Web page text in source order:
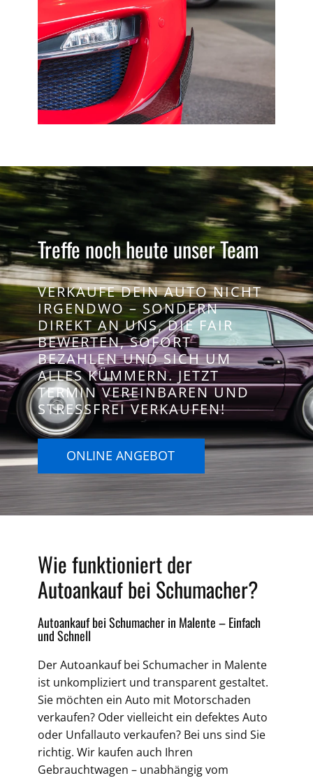
Treffe noch heute unser Team
VERKAUFE DEIN AUTO NICHT
IRGENDWO – SONDERN
DIREKT AN UNS, DIE FAIR
BEWERTEN, SOFORT
BEZAHLEN UND SICH UM
ALLES KÜMMERN. JETZT
TERMIN VEREINBAREN UND
STRESSFREI VERKAUFEN!
ONLINE ANGEBOT
Wie funktioniert der
Autoankauf bei Schumacher?
Autoankauf bei Schumacher in Malente – Einfach
und Schnell
Der Autoankauf bei Schumacher in Malente
ist unkompliziert und transparent gestaltet.
Sie möchten ein Auto mit Motorschaden
verkaufen? Oder vielleicht ein defektes Auto
oder Unfallauto verkaufen? Bei uns sind Sie
richtig. Wir kaufen auch Ihren
Gebrauchtwagen – unabhängig vom